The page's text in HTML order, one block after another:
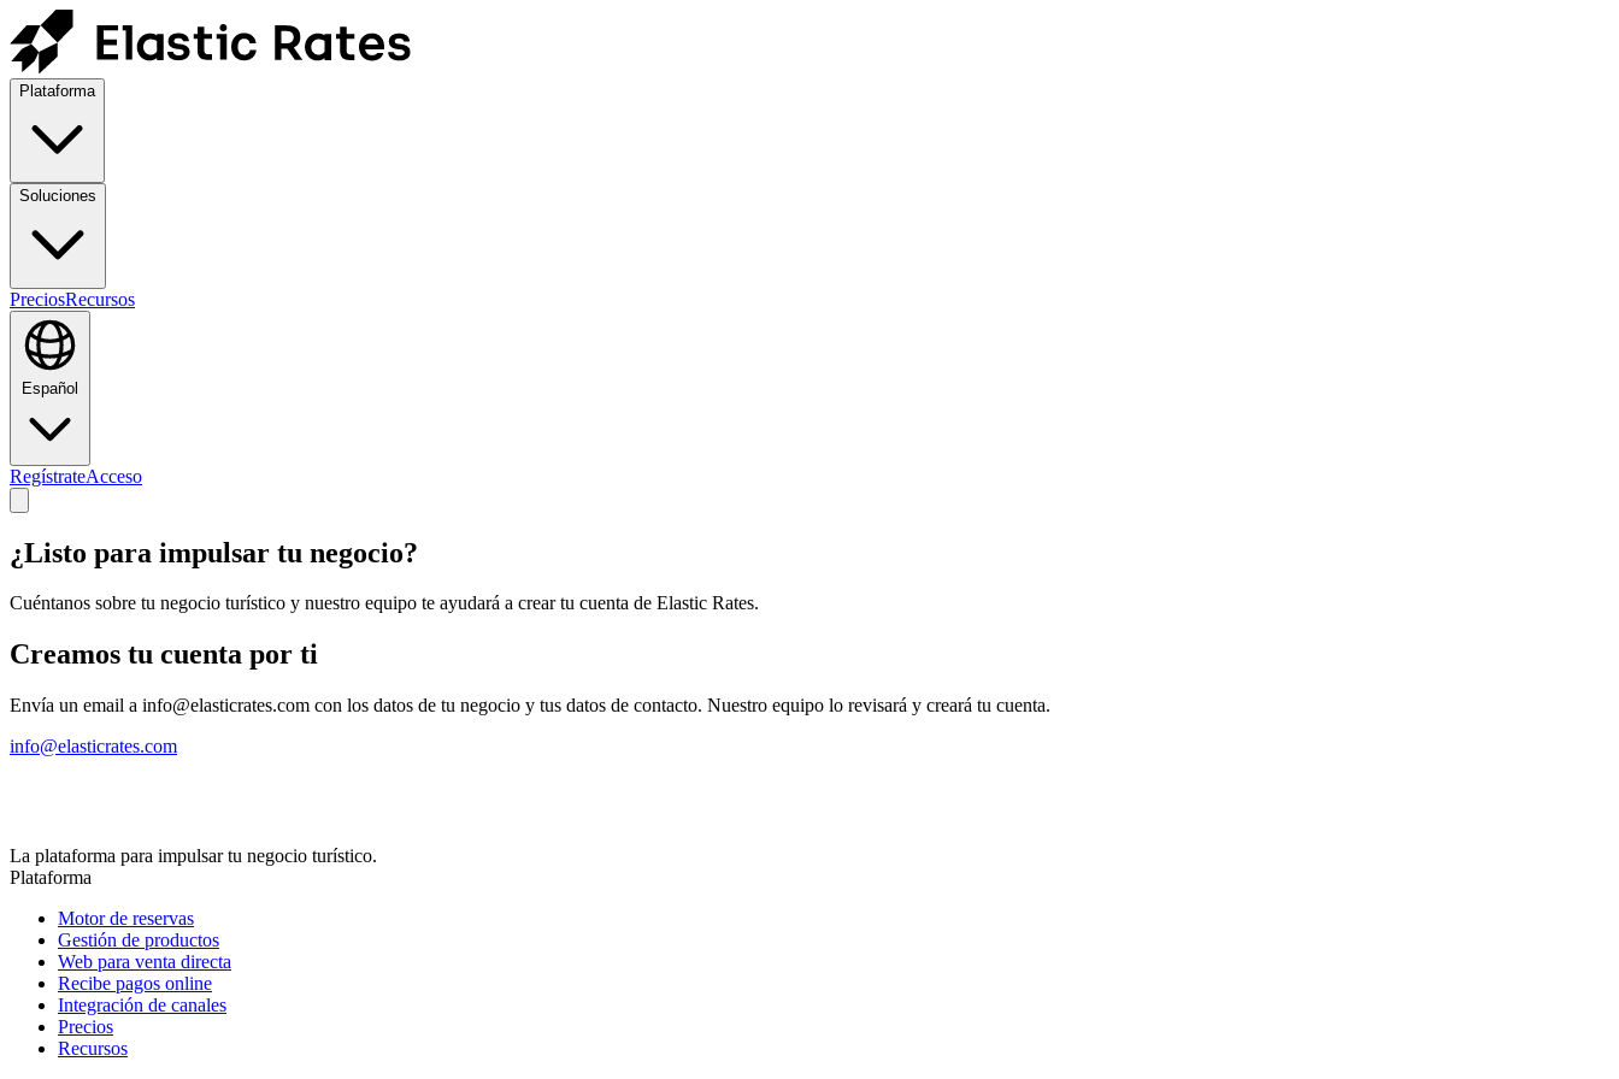
Plataforma
Soluciones
PreciosRecursos
Español
RegístrateAcceso
¿Listo para impulsar tu negocio?
Cuéntanos sobre tu negocio turístico y nuestro equipo te ayudará a crear tu cuenta de Elastic Rates.
Creamos tu cuenta por ti
Envía un email a info@elasticrates.com con los datos de tu negocio y tus datos de contacto. Nuestro equipo lo revisará y creará tu cuenta.
info@elasticrates.com
La plataforma para impulsar tu negocio turístico.
Plataforma
Motor de reservas
Gestión de productos
Web para venta directa
Recibe pagos online
Integración de canales
Precios
Recursos